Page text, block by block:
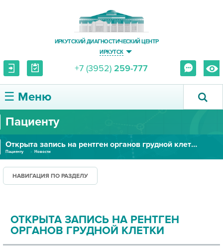
ИРКУТСКИЙ ДИАГНОСТИЧЕСКИЙ ЦЕНТР
ИРКУТСК
+7 (3952) 259-777
☰ Меню
О ЦЕНТРЕ
УСЛУГИ И ЦЕНЫ
ПАЦИЕНТУ
ПРАВОВАЯ ИНФОРМАЦИЯ
Пациенту
Открыта запись на рентген органов грудной клетки
Пациенту Новости
НАВИГАЦИЯ ПО РАЗДЕЛУ
ОТКРЫТА ЗАПИСЬ НА РЕНТГЕН
ОРГАНОВ ГРУДНОЙ КЛЕТКИ